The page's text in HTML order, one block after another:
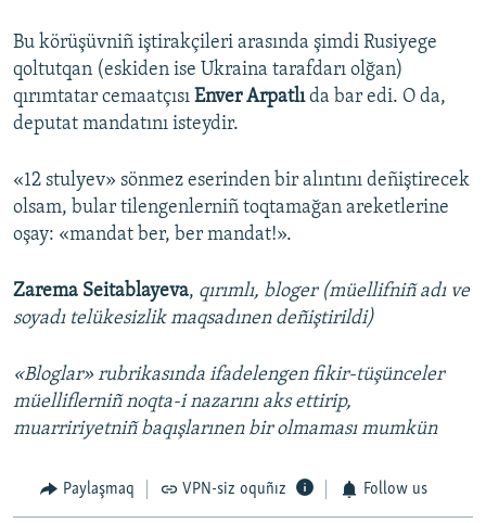
Bu körüşüvniñ iştirakçileri arasında şimdi Rusiyege
qoltutqan (eskiden ise Ukraina tarafdarı olğan)
qırımtatar cemaatçısı Enver Arpatlıda bar edi. O da,
deputat mandatını isteydir.
«12 stulyev» sönmez eserinden bir alıntını deñiştirecek
olsam, bular tilengenlerniñ toqtamağan areketlerine
oşay: «mandat ber, ber mandat!».
Zarema Seitablayeva, qırımlı, bloger (müellifniñ adı ve
soyadı telükesizlik maqsadınen deñiştirildi)
«Bloglar» rubrikasında ifadelengen fikir-tüşünceler
müelliflerniñ noqta-i nazarını aks ettirip,
muarririyetniñ baqışlarınen bir olmaması mumkün
Paylaşmaq VPN-siz oquñız Follow us